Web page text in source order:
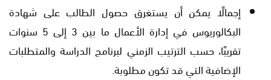
إجمالًا يمكن أن يستغرق حصول الطالب على شهادة
البكالوريوس في إدارة الأعمال ما بين 3 إلى 5 سنوات
تقريبًا، حسب الترتيب الزمني لبرنامج الدراسة والمتطلبات
الإضافية التي قد تكون مطلوبة.